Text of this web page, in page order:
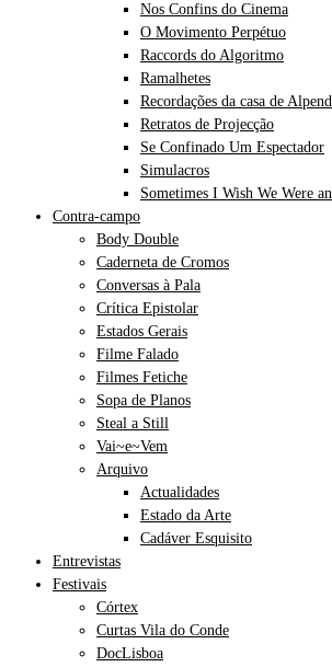
Nos Confins do Cinema
O Movimento Perpétuo
Raccords do Algoritmo
Ramalhetes
Recordações da casa de
Retratos de Projecção
Se Confinado Um Espectador
Simulacros
Sometimes I Wish We Were
Contra-campo
Body Double
Caderneta de Cromos
Conversas à Pala
Crítica Epistolar
Estados Gerais
Filme Falado
Filmes Fetiche
Sopa de Planos
Steal a Still
Vai~e~Vem
Arquivo
Actualidades
Estado da Arte
Cadáver Esquisito
Entrevistas
Festivais
Córtex
Curtas Vila do Conde
DocLisboa